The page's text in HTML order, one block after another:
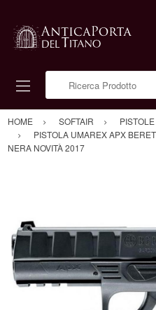
HOME SOFTAIR PISTOLE
PISTOLA UMAREX APX
NERA NOVITÀ 2017